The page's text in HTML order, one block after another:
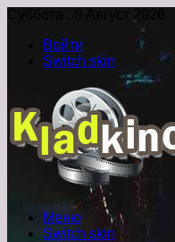
Суббота , 8 Август 2026
Войти
Switch skin
Меню
Switch skin